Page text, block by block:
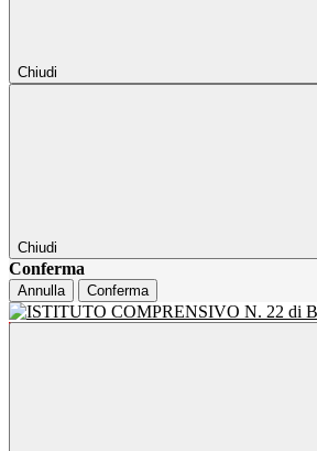
Chiudi
Chiudi
Conferma
Annulla Conferma